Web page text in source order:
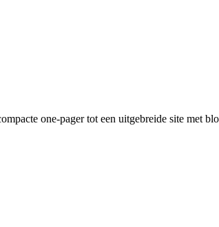
one-pager tot een uitgebreide site met